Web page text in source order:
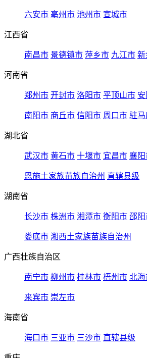
六安市 亳州市 池州市 宣城市
江西省
南昌市 景德镇市 萍乡市 九江市 新
河南省
郑州市 开封市 洛阳市 平顶山市
南阳市 商丘市 信阳市 周口市 驻
湖北省
武汉市 黄石市 十堰市 宜昌市 襄阳
恩施土家族苗族自治州 直辖县级
湖南省
长沙市 株洲市 湘潭市 衡阳市 邵阳
娄底市 湘西土家族苗族自治州
广西壮族自治区
南宁市 柳州市 桂林市 梧州市 北海
来宾市 崇左市
海南省
海口市 三亚市 三沙市 直辖县级